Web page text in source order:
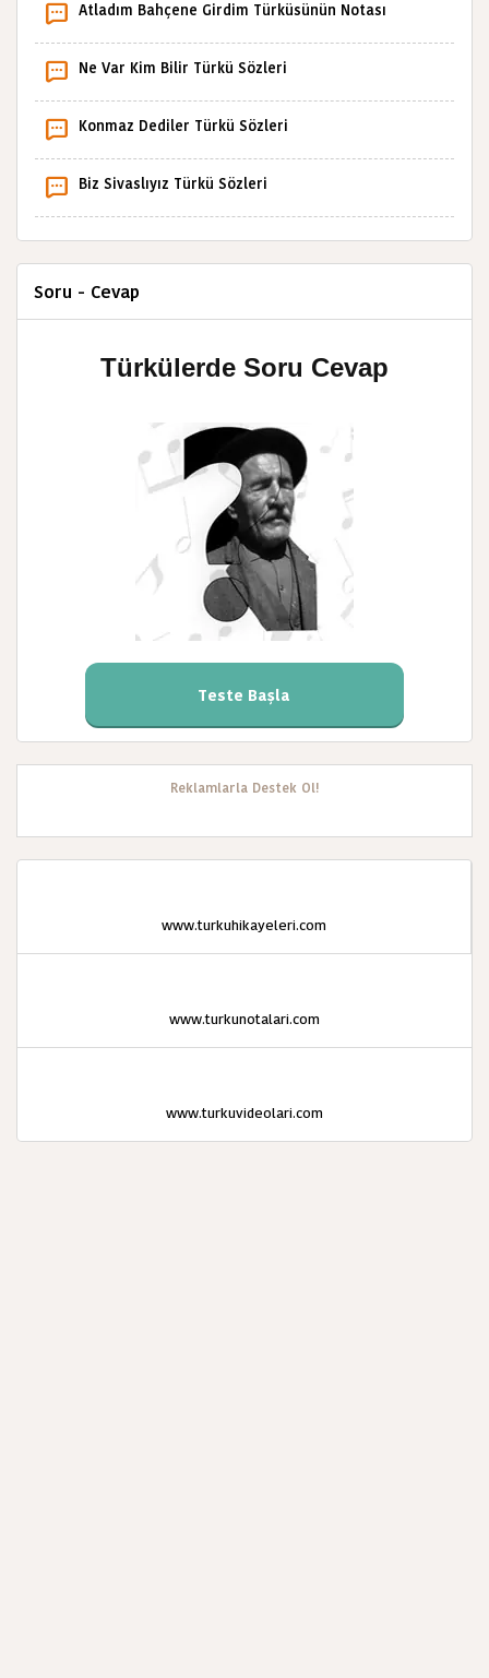
Atladım Bahçene Girdim Türküsünün Notası
Ne Var Kim Bilir Türkü Sözleri
Konmaz Dediler Türkü Sözleri
Biz Sivaslıyız Türkü Sözleri
Soru - Cevap
Türkülerde Soru Cevap
Teste Başla
Reklamlarla Destek Ol!
www.turkuhikayeleri.com
www.turkunotalari.com
www.turkuvideolari.com